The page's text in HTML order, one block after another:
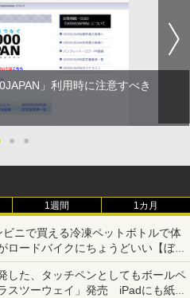
」利用時に注意すべき
● ●
1週間 1カ月
ニで買える冷凍ペットボトルで体
ロードバイクにちょうどいい【ぼっ
空いた時間でなにしてる？】
した、タッチペンとしてもボールペ
スツーウェイ」発売 iPadにも紙に